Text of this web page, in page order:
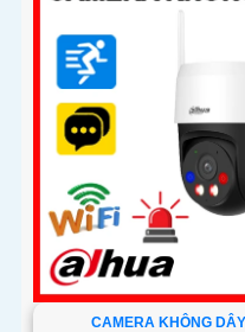
CAMERA KHÔNG